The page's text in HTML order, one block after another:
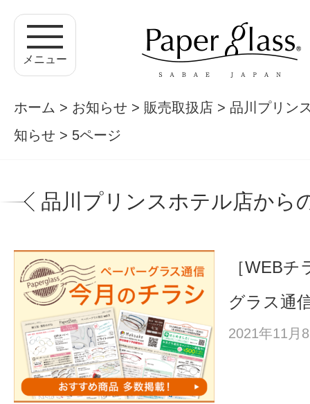
メニュー
ホーム > お知らせ > 販売取扱店 > 品川プリン
知らせ > 5ページ
品川プリンスホテル店から
［WEB
グラス通
2021年11月